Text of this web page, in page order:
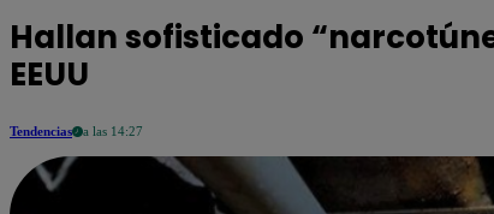
Hallan sofisticado
EEUU
Tendencias a las 14:27